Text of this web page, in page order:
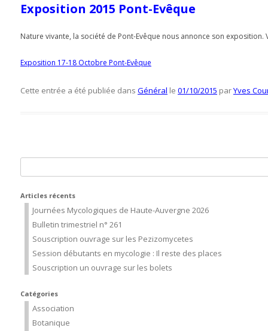
Exposition 2015 Pont-Evêque
Nature vivante, la société de Pont-Evêque nous annonce son exposition.
Exposition 17-18 Octobre Pont-Evêque
Cette entrée a été publiée dans Général le 01/10/2015 parYves
Articles récents
Journées Mycologiques de Haute-Auvergne 2026
Bulletin trimestriel n° 261
Souscription ouvrage sur les Pezizomycetes
Session débutants en mycologie : Il reste des places
Souscription un ouvrage sur les bolets
Catégories
Association
Botanique